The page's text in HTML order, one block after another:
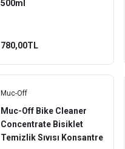
500ml
780,00TL
Muc-Off
Muc-Off Bike Cleaner
Concentrate Bisiklet
Temizlik Sıvısı Konsantre